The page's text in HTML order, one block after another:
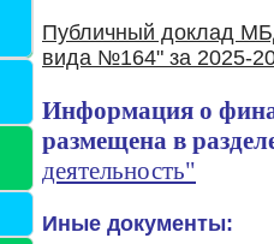
Публичный доклад
вида №164" за 2025-
Информация о
размещена в
деятельность"
Иные документы: